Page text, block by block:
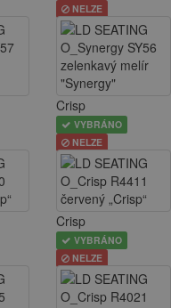
NELZE
Crisp
VYBRÁNO
NELZE
Crisp
VYBRÁNO
NELZE